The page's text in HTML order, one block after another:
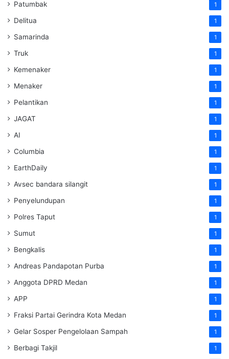
Patumbak 1
Delitua 1
Samarinda 1
Truk 1
Kemenaker 1
Menaker 1
Pelantikan 1
JAGAT 1
AI 1
Columbia 1
EarthDaily 1
Avsec bandara silangit 1
Penyelundupan 1
Polres Taput 1
Sumut 1
Bengkalis 1
Andreas Pandapotan Purba 1
Anggota DPRD Medan 1
APP 1
Fraksi Partai Gerindra Kota Medan 1
Gelar Sosper Pengelolaan Sampah 1
Berbagi Takjil 1